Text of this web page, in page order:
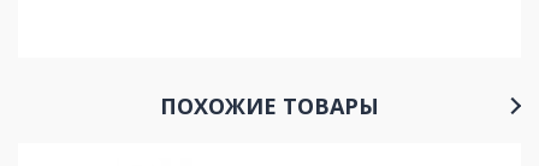
ПОХОЖИЕ ТОВАРЫ